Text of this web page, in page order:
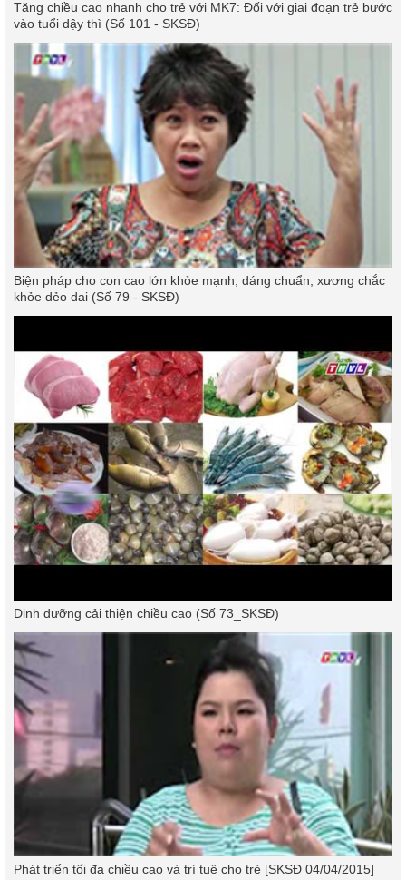
Tăng chiều cao nhanh cho trẻ với MK7: Đối với giai đoạn trẻ bước
vào tuổi dậy thì (Số 101 - SKSĐ)
Biện pháp cho con cao lớn khỏe mạnh, dáng chuẩn, xương chắc
khỏe dẻo dai (Số 79 - SKSĐ)
Dinh dưỡng cải thiện chiều cao (Số 73_SKSĐ)
Phát triển tối đa chiều cao và trí tuệ cho trẻ [SKSĐ 04/04/2015]